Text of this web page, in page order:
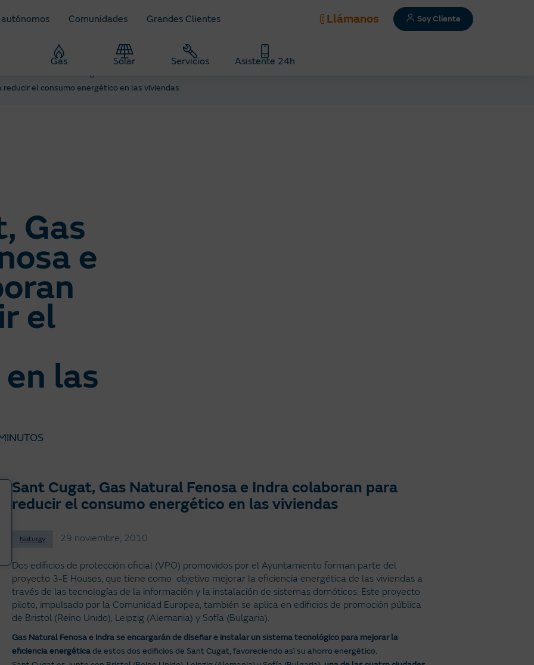
Comunidades Grandes Clientes Llámanos Soy Cliente
Gas Solar Servicios Asistente 24h
el consumo energético en las viviendas
Gas
e
el
las
Sant Cugat, Gas Natural Fenosa e Indra colaboran para
reducir el consumo energético en las viviendas
Naturgy 29 noviembre, 2010
Dos edificios de protección oficial (VPO) promovidos por el Ayuntamiento forman parte del
proyecto 3-E Houses, que tiene como objetivo mejorar la eficiencia energética de las viviendas a
través de las tecnologías de la información y la instalación de sistemas domóticos. Este proyecto
piloto, impulsado por la Comunidad Europea, también se aplica en edificios de promoción pública
de Bristol (Reino Unido), Leipzig (Alemania) y Sofía (Bulgaria).
Gas Natural Fenosa e Indra se encargarán de diseñar e instalar un sistema tecnológico para mejorar la
eficiencia energéticade estos dos edificios de Sant Cugat, favoreciendo así su ahorro energético.